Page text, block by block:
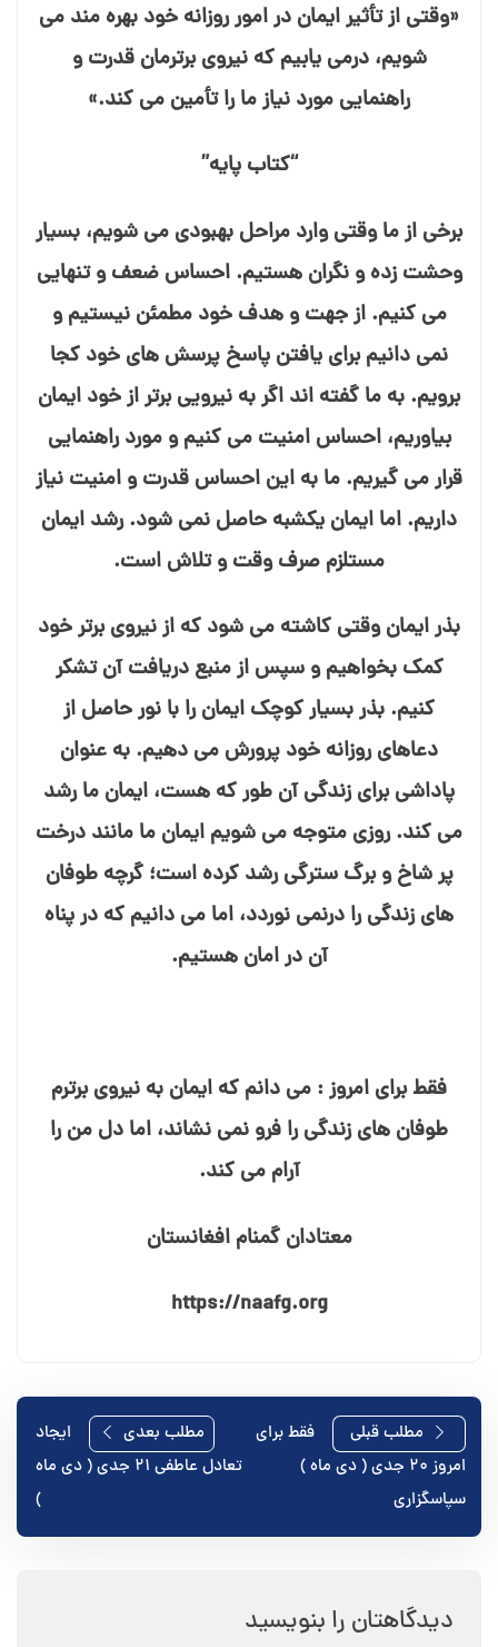
«وقتی از تأثیر ایمان در امور روزانه خود بهره⁯ مند می⁯
شویم، درمی⁯ یابیم که نیروی برترمان قدرت و
راهنمایی مورد نیاز ما را تأمین می⁯ کند.»
“کتاب پایه”
برخی از ما وقتی وارد مراحل بهبودی می⁯ شویم، بسیار
وحشت⁯ زده و نگران هستیم. احساس ضعف و تنهایی
می⁯ کنیم. از جهت و هدف خود مطمئن نیستیم و
نمی⁯ دانیم برای یافتن پاسخ پرسش های خود کجا
برویم. به ما گفته⁯ اند اگر به نیرویی برتر از خود ایمان
بیاوریم، احساس امنیت می⁯ کنیم و مورد راهنمایی
قرار می⁯ گیریم. ما به این احساس قدرت و امنیت نیاز
داریم. اما ایمان یک⁯شبه حاصل نمی⁯ شود. رشد ایمان
مستلزم صرف وقت و تلاش است.
بذر ایمان وقتی کاشته⁯ می⁯ شود که از نیروی برتر خود
کمک بخواهیم و سپس از منبع دریافت آن تشکر
کنیم. بذر بسیار کوچک ایمان را با نور حاصل از
دعاهای روزانه خود پرورش می⁯ دهیم. به عنوان
پاداشی برای زندگی آن طور که هست، ایمان ما رشد
می⁯ کند. روزی متوجه می⁯ شویم ایمان ما مانند درخت
پر شاخ و برگ سترگی رشد کرده است؛ گرچه طوفان⁯
های زندگی را درنمی⁯ نوردد، اما می⁯ دانیم که در پناه
آن در امان هستیم.
فقط برای امروز : می⁯ دانم که ایمان به نیروی برترم
طوفان⁯ های زندگی را فرو نمی⁯ نشاند، اما دل من را
آرام می⁯ کند.
معتادان گمنام افغانستان
https://naafg.org
راهبری
نوشته
مطلب قبلی
فقط برای
امروز ۲۰ جدی ( دی ماه )
سپاسگزاری
مطلب بعدی
ایجاد
تعادل عاطفی ۲۱ جدی ( دی ماه
)
دیدگاهتان را بنویسید